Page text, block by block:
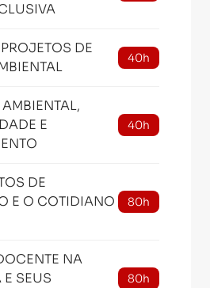
DE
40h
E
40h
DE
E O COTIDIANO
80h
NA
SEUS
80h